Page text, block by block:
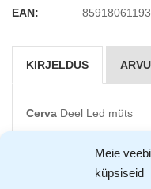
Meie
küpsiseid
EAN:
KIRJELDUS
Cerva Deel Led müts
Integreeritud 4 SMD
3 erinevat